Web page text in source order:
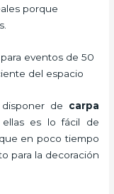
porque
eventos de 50
del espacio
de carpa
ellas es lo fácil de
en poco tiempo
para la decoración